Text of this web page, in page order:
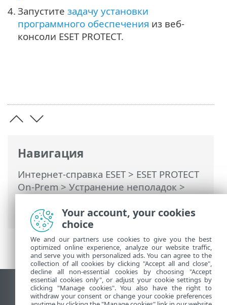
Навигация
Интернет-справка ESET> ESET PROTECT
On-Prem>Устранение неполадок>
PROTECT в автономной среде
4. Запустите задачу установки
программного обеспечения из веб-
консоли ESET PROTECT.
Использовать сайт для ПК
Your account, your cookies
choice
We and our partners use cookies to give you the best
optimized online experience, analyze our website traffic,
and serve you with personalized ads. You can agree to the
collection of all cookies by clicking "Accept all and close",
decline all non-essential cookies by choosing "Accept
essential cookies only", or adjust your cookie settings by
clicking "Manage cookies". You also have the right to
withdraw your consent or change your cookie preferences